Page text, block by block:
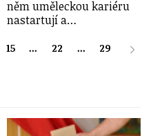
něm uměleckou kariéru
nastartují a…
15 ... 22 ... 29